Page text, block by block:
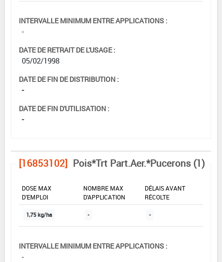
INTERVALLE MINIMUM ENTRE APPLICATIONS :
-
DATE DE RETRAIT DE L'USAGE :
05/02/1998
DATE DE FIN DE DISTRIBUTION :
-
DATE DE FIN D'UTILISATION :
-
[16853102] Pois*Trt Part.Aer.*Pucerons (1)
DOSE MAX
D'EMPLOI
NOMBRE MAX
D'APPLICATION
DÉLAIS AVANT
RÉCOLTE
1,75 kg/ha - -
INTERVALLE MINIMUM ENTRE APPLICATIONS :
-